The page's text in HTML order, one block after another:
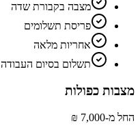
מצבה בקבורת שדה
פריסת תשלומים
אחריות מלאה
תשלום בסיום העבודה
מצבות כפולות
החל מ-7,000 ₪